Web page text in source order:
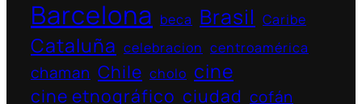
Barcelona beca Brasil Caribe
Cataluña celebracion centroamérica
chaman Chile cholo cine
cine etnográfico ciudad cofán